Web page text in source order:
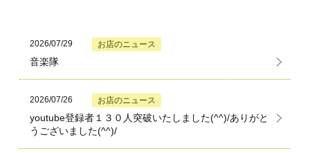
2026/07/29 お店のニュース
音楽隊
2026/07/26 お店のニュース
youtube登録者１３０人突破いたしました(^^)/ありがと
うございました(^^)/